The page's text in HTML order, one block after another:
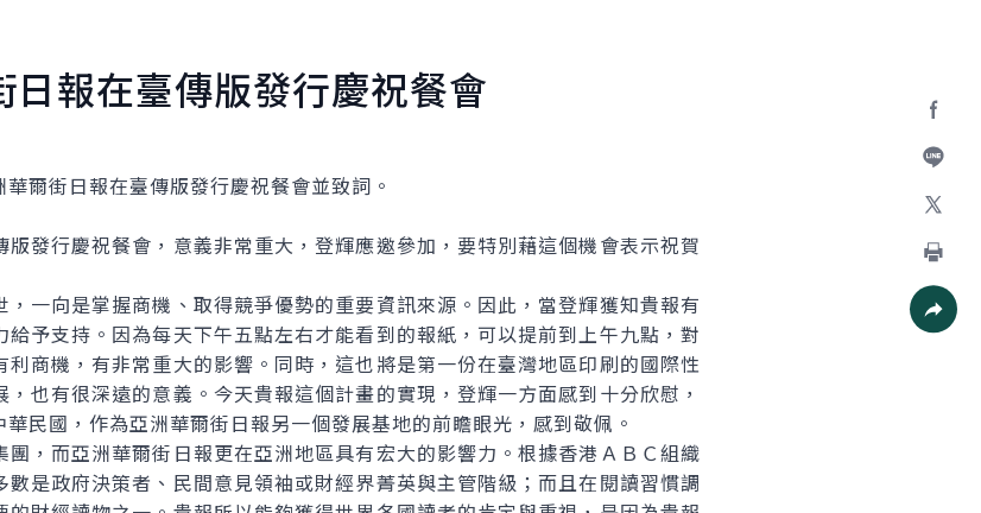
加入好
列印
報在臺傳版發行慶祝餐會
街日報在臺傳版發行慶祝餐會並致詞。
行慶祝餐會，意義非常重大，登輝應邀參加，要特別藉這個機會表示祝賀
向是掌握商機、取得競爭優勢的重要資訊來源。因此，當登輝獲知貴報有
予支持。因為每天下午五點左右才能看到的報紙，可以提前到上午九點，對
商機，有非常重大的影響。同時，這也將是第一份在臺灣地區印刷的國際性
也有很深遠的意義。今天貴報這個計畫的實現，登輝一方面感到十分欣慰，
民國，作為亞洲華爾街日報另一個發展基地的前瞻眼光，感到敬佩。
而亞洲華爾街日報更在亞洲地區具有宏大的影響力。根據香港ＡＢＣ組織
是政府決策者、民間意見領袖或財經界菁英與主管階級；而且在閱讀習慣調